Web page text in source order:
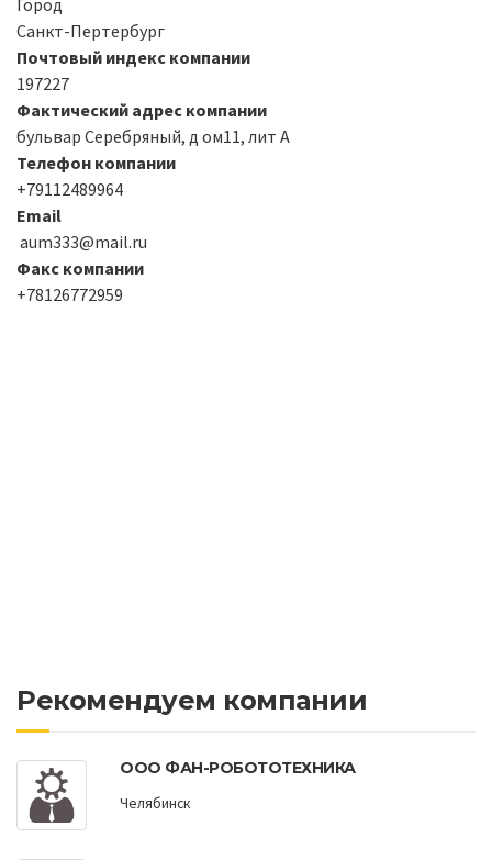
Санкт-Пертербург
Почтовый индекс компании
197227
Фактический адрес компании
бульвар Серебряный, д ом11, лит А
Телефон компании
+79112489964
Email
aum333@mail.ru
Факс компании
+78126772959
Рекомендуем компании
ООО ФАН-РОБОТОТЕХНИКА
Челябинск